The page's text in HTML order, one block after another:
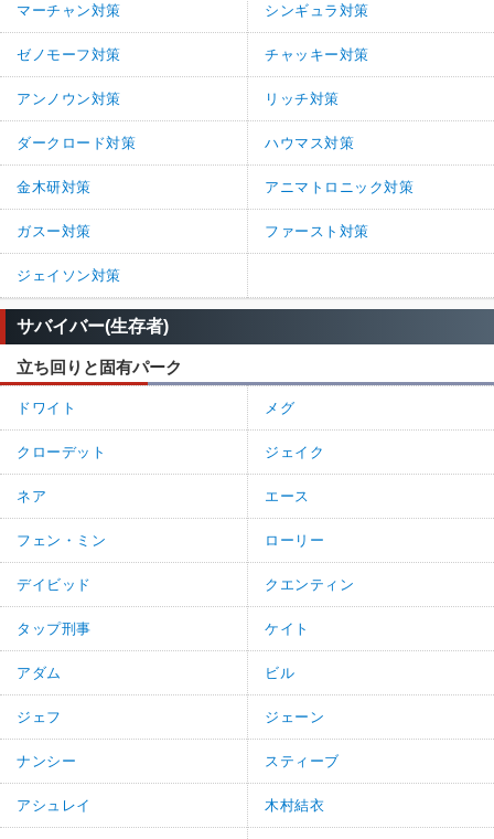
マーチャン対策 シンギュラ対策
ゼノモーフ対策 チャッキー対策
アンノウン対策 リッチ対策
ダークロード対策 ハウマス対策
金木研対策 アニマトロニック対策
ガスー対策 ファースト対策
ジェイソン対策
サバイバー(生存者)
立ち回りと固有パーク
ドワイト メグ
クローデット ジェイク
ネア エース
フェン・ミン ローリー
デイビッド クエンティン
タップ刑事 ケイト
アダム ビル
ジェフ ジェーン
ナンシー スティーブ
アシュレイ 木村結衣